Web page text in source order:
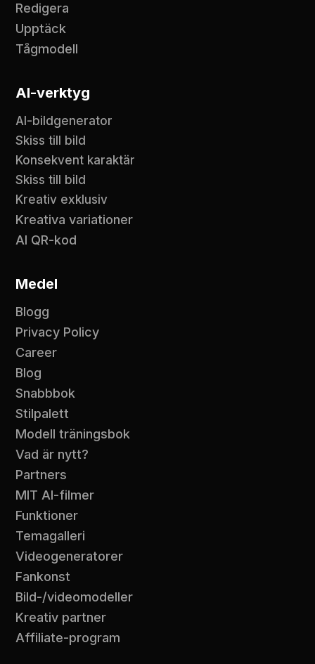
Redigera
Upptäck
Tågmodell
AI-verktyg
AI-bildgenerator
Skiss till bild
Konsekvent karaktär
Skiss till bild
Kreativ exklusiv
Kreativa variationer
AI QR-kod
Medel
Blogg
Privacy Policy
Career
Blog
Snabbbok
Stilpalett
Modell träningsbok
Vad är nytt?
Partners
MIT AI-filmer
Funktioner
Temagalleri
Videogeneratorer
Fankonst
Bild-/videomodeller
Kreativ partner
Affiliate-program